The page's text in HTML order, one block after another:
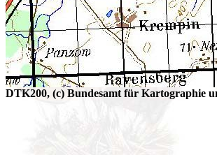
DTK200, (c) Bundesamt für Kartographie